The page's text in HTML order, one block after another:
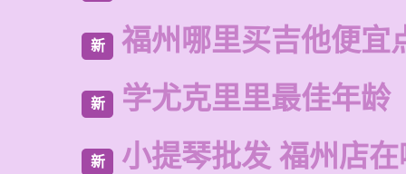
新 福州哪里买吉他便宜
新 学尤克里里最佳年龄
新 小提琴批发 福州店